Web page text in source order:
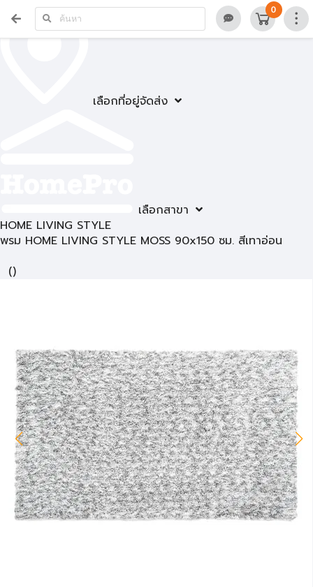
เลือกที่อยู่จัดส่ง
เลือกสาขา
0
HOME LIVING STYLE
พรม HOME LIVING STYLE MOSS 90x150 ซม. สีเทาอ่อน
()